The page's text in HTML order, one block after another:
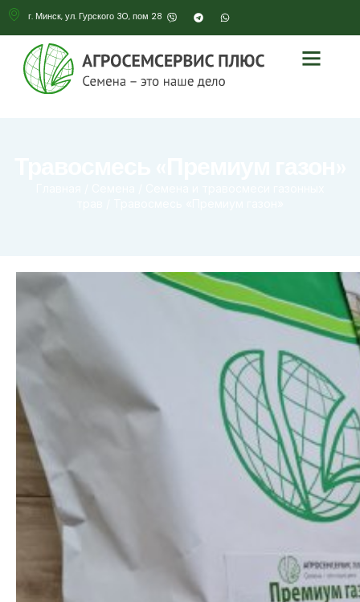
г. Минск, ул. Гурского 30, пом 28